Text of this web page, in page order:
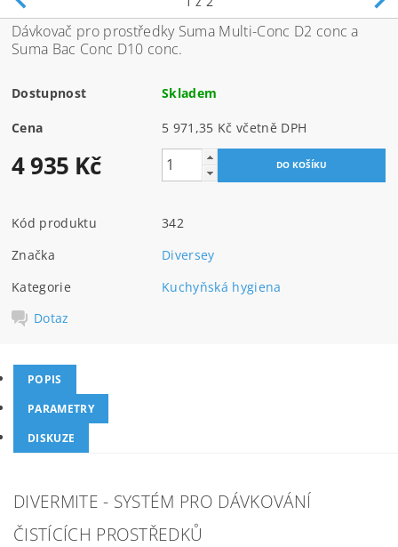
Dávkovač pro prostředky Suma Multi-Conc D2 conc a
Suma Bac Conc D10 conc.
Dostupnost Skladem
Cena 5 971,35 Kč včetně DPH
4 935 Kč
Kód produktu
342
Značka
Diversey
Kategorie
Kuchyňská hygiena
Dotaz
POPIS
PARAMETRY
DISKUZE
DIVERMITE - SYSTÉM PRO DÁVKOVÁNÍ
ČISTÍCÍCH PROSTŘEDKŮ